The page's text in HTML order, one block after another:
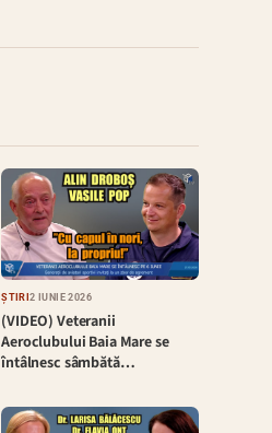
ȘTIRI2 IUNIE 2026
(VIDEO) Veteranii
Aeroclubului Baia Mare se
întâlnesc sâmbătă…